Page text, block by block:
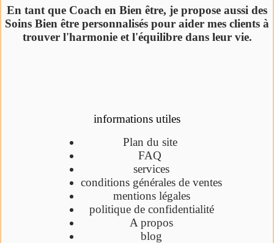
En tant que Coach en Bien être, je propose aussi des
Soins Bien être personnalisés pour aider mes clients à
trouver l'harmonie et l'équilibre dans leur vie.
informations utiles
Plan du site
FAQ
services
conditions générales de ventes
mentions légales
politique de confidentialité
A propos
blog